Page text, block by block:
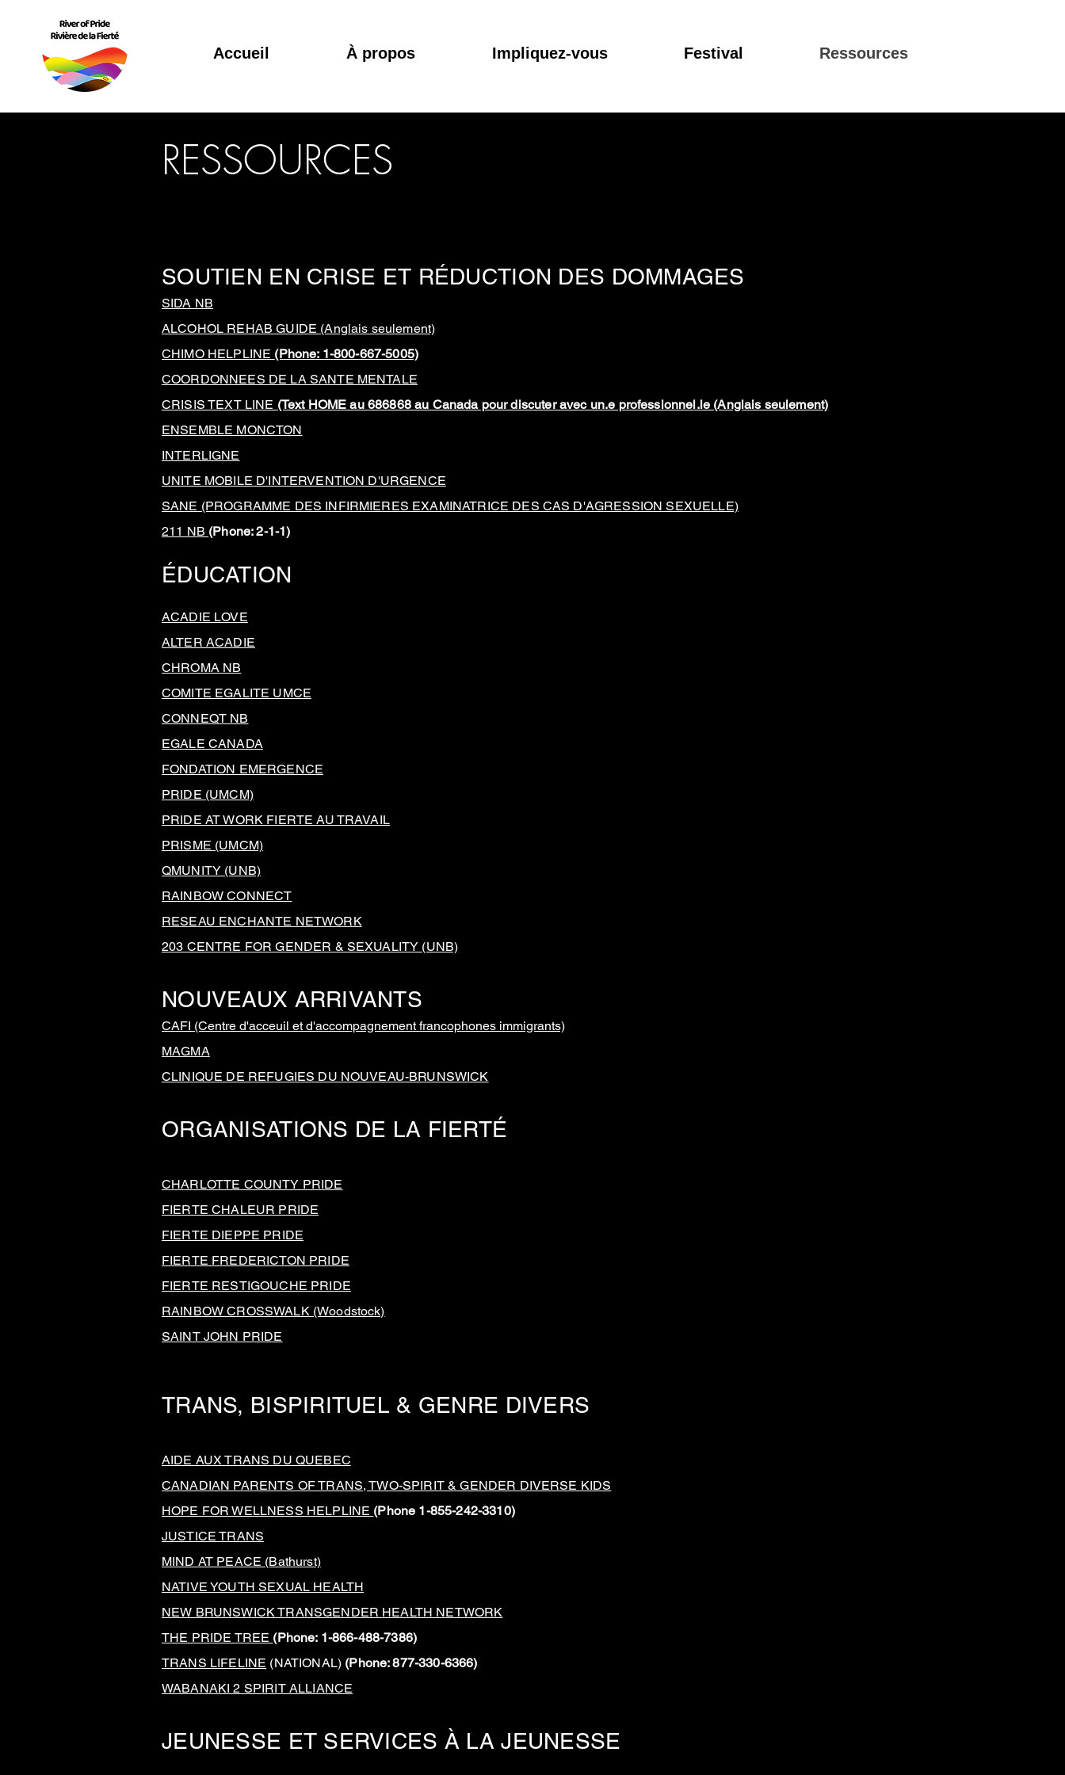
Accueil À propos Impliquez-vous Festival Ressources
RESSOURCES
SOUTIEN EN CRISE ET RÉDUCTION DES DOMMAGES
SIDA NB
ALCOHOL REHAB GUIDE (Anglais seulement)
CHIMO HELPLINE (Phone: 1-800-667-5005)
COORDONNEES DE LA SANTE MENTALE
CRISIS TEXT LINE (Text HOME au 686868 au Canada pour discuter avec un.e professionnel.le (Anglais seulement)
ENSEMBLE MONCTON
INTERLIGNE
UNITE MOBILE D'INTERVENTION D'URGENCE
SANE (PROGRAMME DES INFIRMIERES EXAMINATRICE DES CAS D'AGRESSION SEXUELLE)
211 NB (Phone: 2-1-1)
ÉDUCATION
ACADIE LOVE
ALTER ACADIE
CHROMA NB
COMITE EGALITE UMCE
CONNEQT NB
EGALE CANADA
FONDATION EMERGENCE
PRIDE (UMCM)
PRIDE AT WORK FIERTE AU TRAVAIL
PRISME (UMCM)
QMUNITY (UNB)
RAINBOW CONNECT
RESEAU ENCHANTE NETWORK
203 CENTRE FOR GENDER & SEXUALITY (UNB)
NOUVEAUX ARRIVANTS
CAFI (Centre d'acceuil et d'accompagnement francophones immigrants)
MAGMA
CLINIQUE DE REFUGIES DU NOUVEAU-BRUNSWICK
ORGANISATIONS DE LA FIERTÉ
CHARLOTTE COUNTY PRIDE
FIERTE CHALEUR PRIDE
FIERTE DIEPPE PRIDE
FIERTE FREDERICTON PRIDE
FIERTE RESTIGOUCHE PRIDE
RAINBOW CROSSWALK (Woodstock)
SAINT JOHN PRIDE
TRANS, BISPIRITUEL & GENRE DIVERS
AIDE AUX TRANS DU QUEBEC
CANADIAN PARENTS OF TRANS, TWO-SPIRIT & GENDER DIVERSE KIDS
HOPE FOR WELLNESS HELPLINE (Phone 1-855-242-3310)
JUSTICE TRANS
MIND AT PEACE (Bathurst)
NATIVE YOUTH SEXUAL HEALTH
NEW BRUNSWICK TRANSGENDER HEALTH NETWORK
THE PRIDE TREE (Phone: 1-866-488-7386)
TRANS LIFELINE (NATIONAL) (Phone: 877-330-6366)
WABANAKI 2 SPIRIT ALLIANCE
JEUNESSE ET SERVICES À LA JEUNESSE